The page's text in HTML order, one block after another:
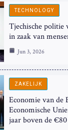
TECHNOLOGY
Tjechische politie
in zaak van
Jun 3, 2026
ZAKELIJK
Economie van de
Economische
jaar boven de